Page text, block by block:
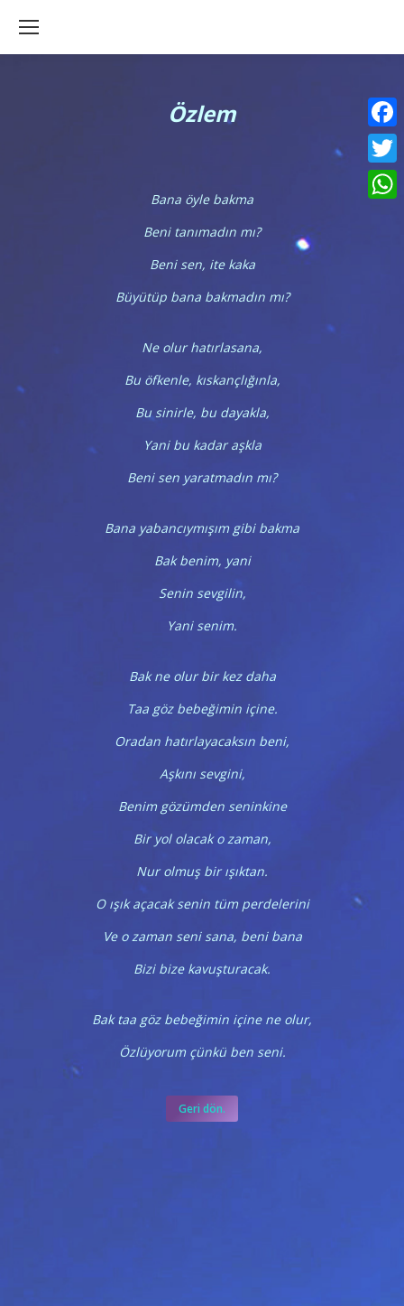
Özlem
Bana öyle bakma
Beni tanımadın mı?
Beni sen, ite kaka
Büyütüp bana bakmadın mı?
Ne olur hatırlasana,
Bu öfkenle, kıskançlığınla,
Bu sinirle, bu dayakla,
Yani bu kadar aşkla
Beni sen yaratmadın mı?
Bana yabancıymışım gibi bakma
Bak benim, yani
Senin sevgilin,
Yani senim.
Bak ne olur bir kez daha
Taa göz bebeğimin içine.
Oradan hatırlayacaksın beni,
Aşkını sevgini,
Benim gözümden seninkine
Bir yol olacak o zaman,
Nur olmuş bir ışıktan.
O ışık açacak senin tüm perdelerini
Ve o zaman seni sana, beni bana
Bizi bize kavuşturacak.
Bak taa göz bebeğimin içine ne olur,
Özlüyorum çünkü ben seni.
Geri dön.